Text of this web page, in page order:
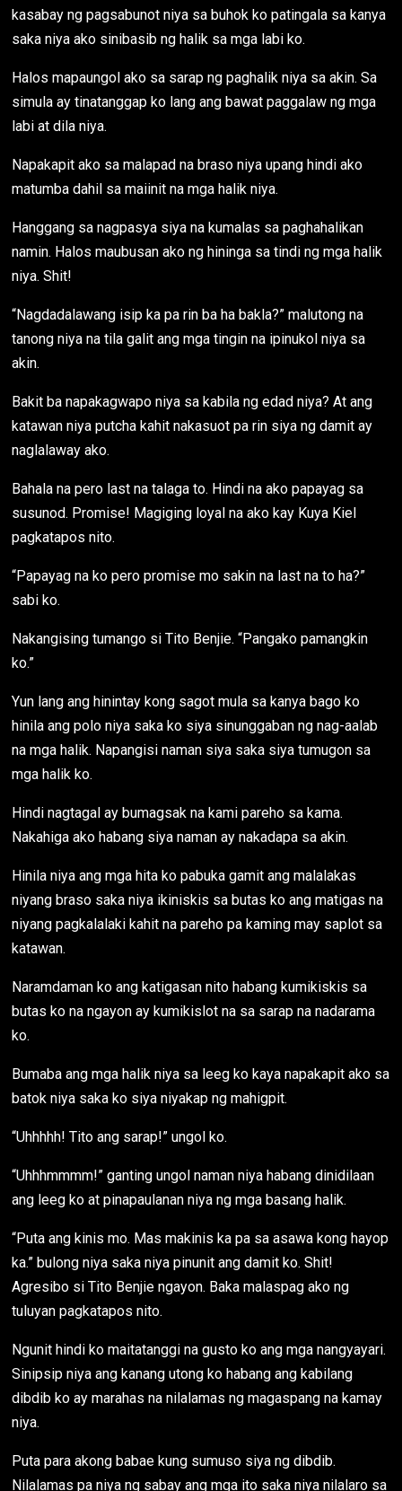
kasabay ng pagsabunot niya sa buhok ko patingala sa kanya
saka niya ako sinibasib ng halik sa mga labi ko.
Halos mapaungol ako sa sarap ng paghalik niya sa akin. Sa
simula ay tinatanggap ko lang ang bawat paggalaw ng mga
labi at dila niya.
Napakapit ako sa malapad na braso niya upang hindi ako
matumba dahil sa maiinit na mga halik niya.
Hanggang sa nagpasya siya na kumalas sa paghahalikan
namin. Halos maubusan ako ng hininga sa tindi ng mga halik
niya. Shit!
“Nagdadalawang isip ka pa rin ba ha bakla?” malutong na
tanong niya na tila galit ang mga tingin na ipinukol niya sa
akin.
Bakit ba napakagwapo niya sa kabila ng edad niya? At ang
katawan niya putcha kahit nakasuot pa rin siya ng damit ay
naglalaway ako.
Bahala na pero last na talaga to. Hindi na ako papayag sa
susunod. Promise! Magiging loyal na ako kay Kuya Kiel
pagkatapos nito.
“Papayag na ko pero promise mo sakin na last na to ha?”
sabi ko.
Nakangising tumango si Tito Benjie. “Pangako pamangkin
ko.”
Yun lang ang hinintay kong sagot mula sa kanya bago ko
hinila ang polo niya saka ko siya sinunggaban ng nag-aalab
na mga halik. Napangisi naman siya saka siya tumugon sa
mga halik ko.
Hindi nagtagal ay bumagsak na kami pareho sa kama.
Nakahiga ako habang siya naman ay nakadapa sa akin.
Hinila niya ang mga hita ko pabuka gamit ang malalakas
niyang braso saka niya ikiniskis sa butas ko ang matigas na
niyang pagkalalaki kahit na pareho pa kaming may saplot sa
katawan.
Naramdaman ko ang katigasan nito habang kumikiskis sa
butas ko na ngayon ay kumikislot na sa sarap na nadarama
ko.
Bumaba ang mga halik niya sa leeg ko kaya napakapit ako sa
batok niya saka ko siya niyakap ng mahigpit.
“Uhhhhh! Tito ang sarap!” ungol ko.
“Uhhhmmmm!” ganting ungol naman niya habang dinidilaan
ang leeg ko at pinapaulanan niya ng mga basang halik.
“Puta ang kinis mo. Mas makinis ka pa sa asawa kong hayop
ka.” bulong niya saka niya pinunit ang damit ko. Shit!
Agresibo si Tito Benjie ngayon. Baka malaspag ako ng
tuluyan pagkatapos nito.
Ngunit hindi ko maitatanggi na gusto ko ang mga nangyayari.
Sinipsip niya ang kanang utong ko habang ang kabilang
dibdib ko ay marahas na nilalamas ng magaspang na kamay
niya.
Puta para akong babae kung sumuso siya ng dibdib.
Nilalamas pa niya ng sabay ang mga ito saka niya nilalaro sa